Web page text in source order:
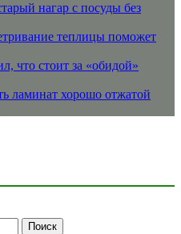
нагар с посуды без
теплицы поможет
что стоит за «обидой»
ламинат хорошо отжатой